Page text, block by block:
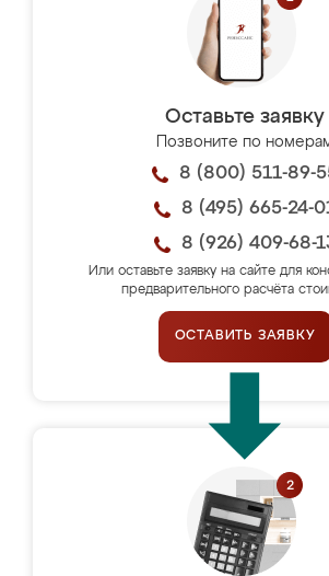
Оставьте заявку
Позвоните по
8 (800) 511-89-
8 (495) 665-24-
8 (926) 409-68-
Или оставьте заявку на сайте для
предварительного расчёта
ОСТАВИТЬ ЗАЯВКУ